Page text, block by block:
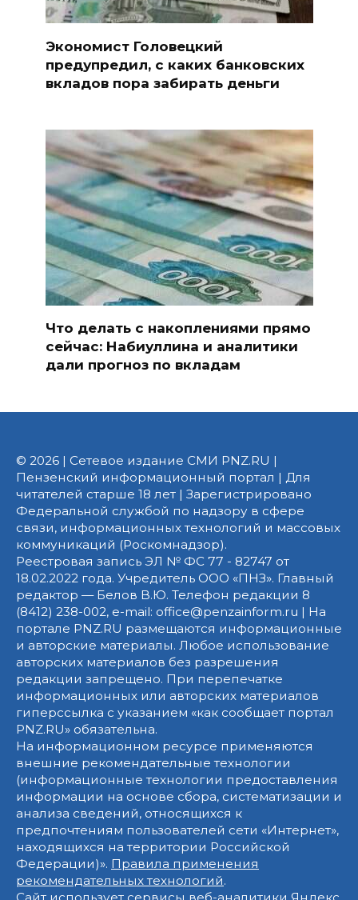
Экономист Головецкий
предупредил, с каких банковских
вкладов пора забирать деньги
Что делать с накоплениями прямо
сейчас: Набиуллина и аналитики
дали прогноз по вкладам
© 2026 | Сетевое издание СМИ PNZ.RU |
Пензенский информационный портал | Для
читателей старше 18 лет | Зарегистрировано
Федеральной службой по надзору в сфере
связи, информационных технологий и массовых
коммуникаций (Роскомнадзор).
Реестровая запись ЭЛ № ФС 77 - 82747 от
18.02.2022 года. Учредитель ООО «ПНЗ». Главный
редактор — Белов В.Ю. Телефон редакции 8
(8412) 238-002, e-mail: office@penzainform.ru | На
портале PNZ.RU размещаются информационные
и авторские материалы. Любое использование
авторских материалов без разрешения
редакции запрещено. При перепечатке
информационных или авторских материалов
гиперссылка с указанием «как сообщает портал
PNZ.RU» обязательна.
На информационном ресурсе применяются
внешние рекомендательные технологии
(информационные технологии предоставления
информации на основе сбора, систематизации и
анализа сведений, относящихся к
предпочтениям пользователей сети «Интернет»,
находящихся на территории Российской
Федерации)». Правила применения
рекомендательных технологий.